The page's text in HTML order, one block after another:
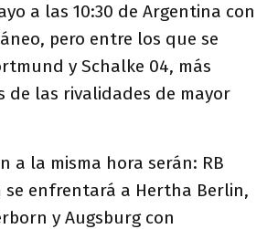
a las 10:30 de Argentina con
pero entre los que se
y Schalke 04, más
de las rivalidades de mayor
a la misma hora serán: RB
se enfrentará a Hertha Berlin,
y Augsburg con